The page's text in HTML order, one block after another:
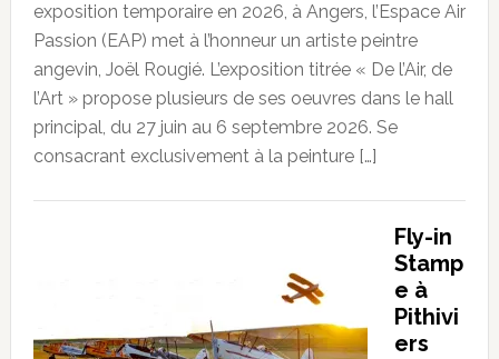
exposition temporaire en 2026, à Angers, l’Espace Air
Passion (EAP) met à l’honneur un artiste peintre
angevin, Joël Rougié. L’exposition titrée « De l’Air, de
l’Art » propose plusieurs de ses oeuvres dans le hall
principal, du 27 juin au 6 septembre 2026. Se
consacrant exclusivement à la peinture […]
Fly-in
Stamp
e à
Pithivi
ers